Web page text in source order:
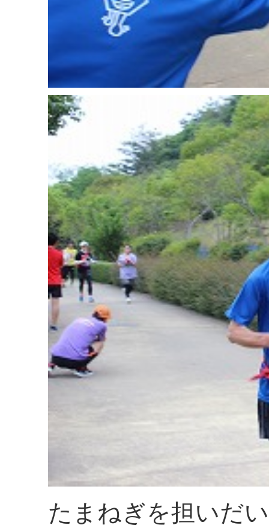
たまねぎを担いだ